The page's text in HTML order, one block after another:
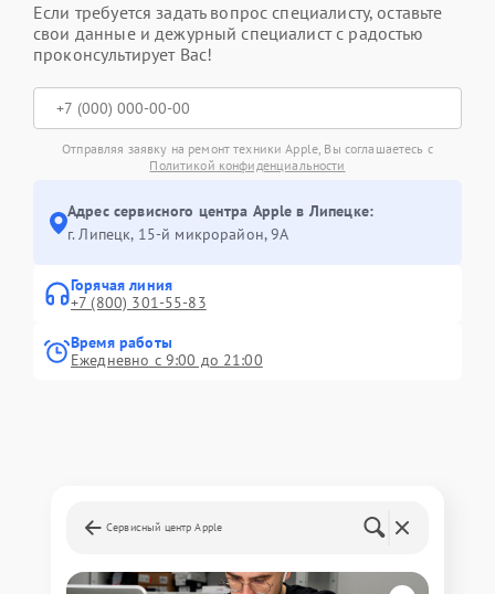
Если требуется задать вопрос специалисту, оставьте
свои данные и дежурный специалист с радостью
проконсультирует Вас!
Отправляя заявку на ремонт техники Apple, Вы соглашаетесь с
Политикой конфиденциальности
Адрес сервисного центра Apple в Липецке:
г. Липецк, 15-й микрорайон, 9А
Горячая линия
+7 (800) 301-55-83
Время работы
Ежедневно с 9:00 до 21:00
Сервисный центр Apple